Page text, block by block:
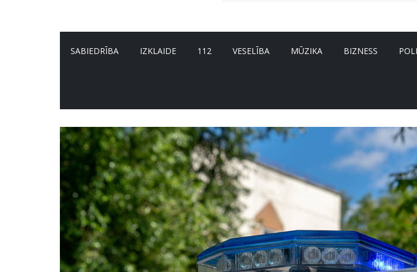
SABIEDRĪBA IZKLAIDE 112 VESELĪBA MŪZIKA BIZNESS